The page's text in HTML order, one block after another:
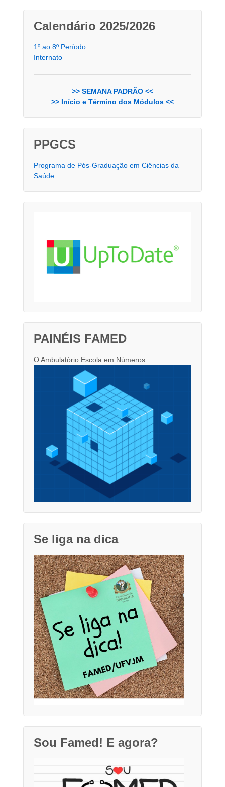
Calendário 2025/2026
1º ao 8º Período
Internato
>> SEMANA PADRÃO <<
>> Início e Término dos Módulos <<
PPGCS
Programa de Pós-Graduação em Ciências da
Saúde
PAINÉIS FAMED
O Ambulatório Escola em Números
Se liga na dica
Sou Famed! E agora?